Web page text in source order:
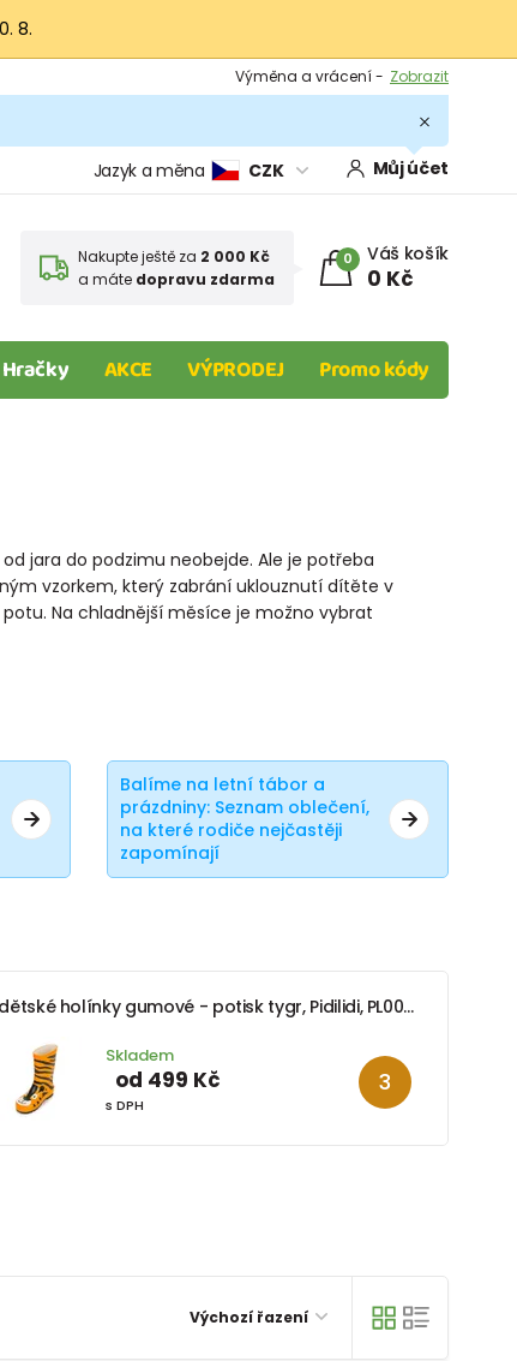
8.
Výměna a vrácení - Zobrazit
Podmínky
Jazyk a měna CZK Můj účet
Nakupte ještě za 2 000 Kč
a máte dopravu zdarma
0 Váš košík
0 Kč
Hračky AKCE VÝPRODEJ Promo kódy
jara do podzimu neobejde. Ale je potřeba
vzorkem, který zabrání uklouznutí dítěte v
Na chladnější měsíce je možno vybrat
Balíme na letní tábor a
prázdniny: Seznam oblečení,
na které rodiče nejčastěji
zapomínají
dětské holínky gumové - potisk tygr, Pidilidi, PL0043-17, oranžová
Skladem
od 499 Kč
s DPH
Výchozí řazení